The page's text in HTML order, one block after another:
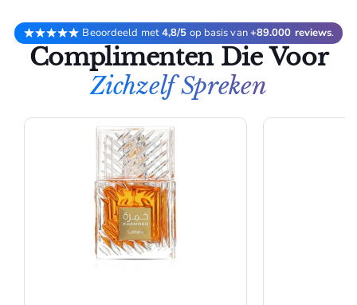
Beoordeeld met4,8/5 op basis van+89.000 reviews.
Complimenten Die Voor
Zichzelf Spreken